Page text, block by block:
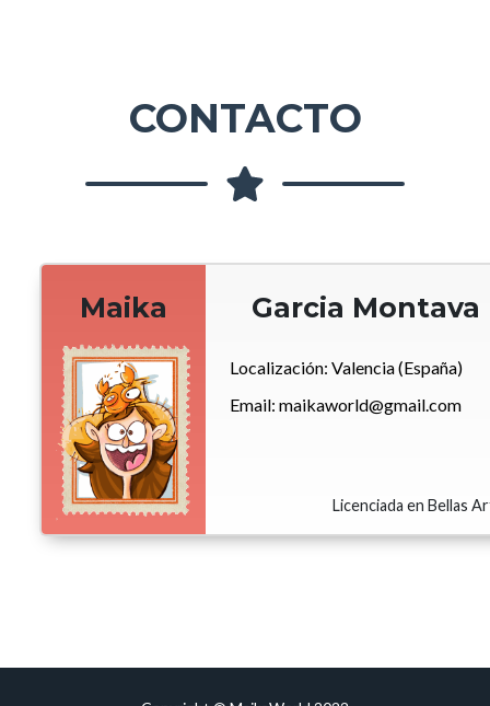
CONTACTO
Maika Garcia Montava
Localización:
Valencia
Email:
Licenciada en Bellas
Garcia Montava
Localización: Valencia (España)
Email: maikaworld@gmail.com
Licenciada en Bellas